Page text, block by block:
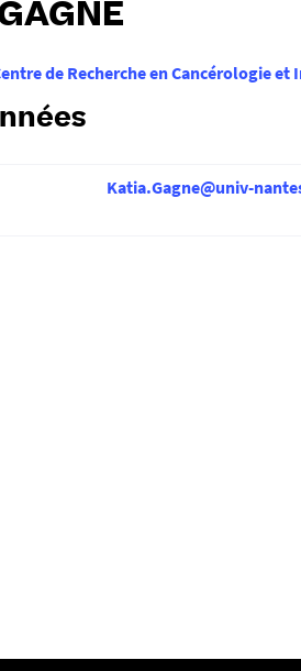
de Recherche en Cancérologie
Katia.Gagne@univ-